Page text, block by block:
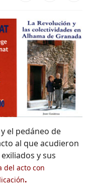
el pedáneo de
al que acudieron
y sus
del acto con
.